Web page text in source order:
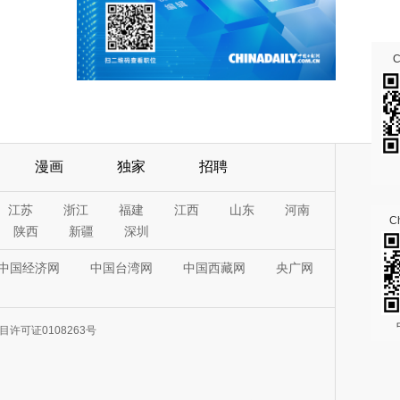
漫画 独家 招聘
江苏 浙江 福建 江西 山东
河南
陕西
新疆 深圳
国经济网 中国台湾网 中国西藏网 央广网
许可证0108263号